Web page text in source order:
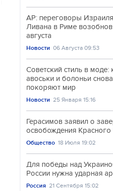
AP: переговоры
Ливана в Риме
августа
Новости 06 Августа 09:53
Советский стиль в моде:
авоськи и болоньи снова
покоряют мир
Новости 25 Января 15:16
Герасимов заявил о
освобождения
Общество 18 Июля 19:02
Для победы над
России нужна ударная
Россия 21 Сентября 15:02